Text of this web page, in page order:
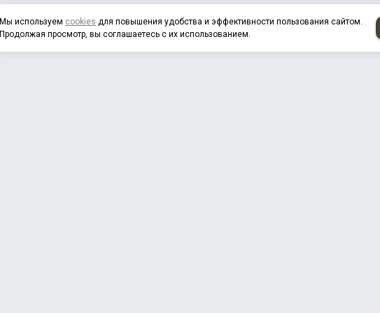
Мы используем cookies для повышения удобства и эффективности пользования сайтом.
Продолжая просмотр, вы соглашаетесь с их использованием.